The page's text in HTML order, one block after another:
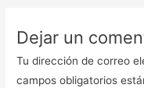
Dejar un
Tu dirección de correo
campos obligatorios